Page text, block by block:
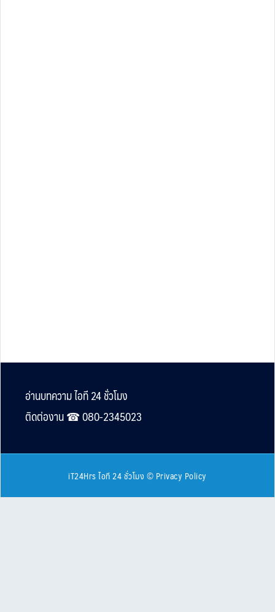
Footer
อ่านบทความ ไอที 24 ชั่วโมง
ติดต่องาน ☎︎ 080-2345023
iT24Hrs ไอที 24 ชั่วโมง © Privacy Policy